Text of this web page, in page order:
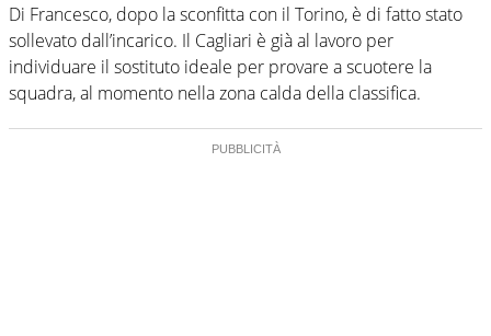
Di Francesco, dopo la sconfitta con il Torino, è di fatto stato
sollevato dall’incarico. Il Cagliari è già al lavoro per
individuare il sostituto ideale per provare a scuotere la
squadra, al momento nella zona calda della classifica.